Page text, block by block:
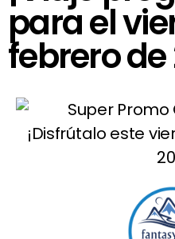
para el
febrero de